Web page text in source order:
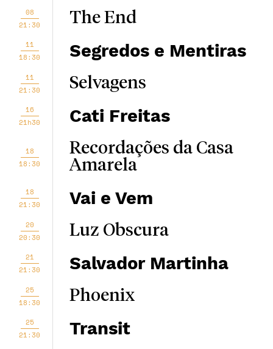
08
21:30
The End
11
18:30
Segredos e Mentiras
11
21:30
Selvagens
16
21h30
Cati Freitas
18
18:30
Recordações da Casa
Amarela
18
21:30
Vai e Vem
20
20:30
Luz Obscura
21
21:30
Salvador Martinha
25
18:30
Phoenix
25
21:30
Transit